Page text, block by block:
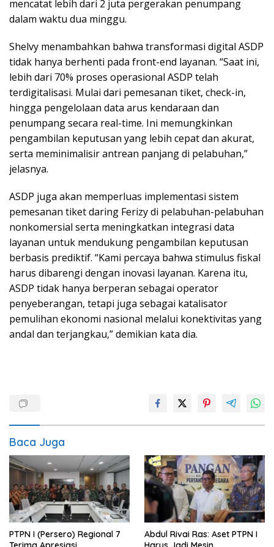
mencatat lebih dari 2 juta pergerakan penumpang
dalam waktu dua minggu.
Shelvy menambahkan bahwa transformasi digital ASDP
tidak hanya berhenti pada front-end layanan. “Saat ini,
lebih dari 70% proses operasional ASDP telah
terdigitalisasi. Mulai dari pemesanan tiket, check-in,
hingga pengelolaan data arus kendaraan dan
penumpang secara real-time. Ini memungkinkan
pengambilan keputusan yang lebih cepat dan akurat,
serta meminimalisir antrean panjang di pelabuhan,”
jelasnya.
ASDP juga akan memperluas implementasi sistem
pemesanan tiket daring Ferizy di pelabuhan-pelabuhan
nonkomersial serta meningkatkan integrasi data
layanan untuk mendukung pengambilan keputusan
berbasis prediktif. “Kami percaya bahwa stimulus fiskal
harus dibarengi dengan inovasi layanan. Karena itu,
ASDP tidak hanya berperan sebagai operator
penyeberangan, tetapi juga sebagai katalisator
pemulihan ekonomi nasional melalui konektivitas yang
andal dan terjangkau,” demikian kata dia.
Baca Juga
PTPN I (Persero) Regional 7
Abdul Rivai Ras: Aset PTPN I